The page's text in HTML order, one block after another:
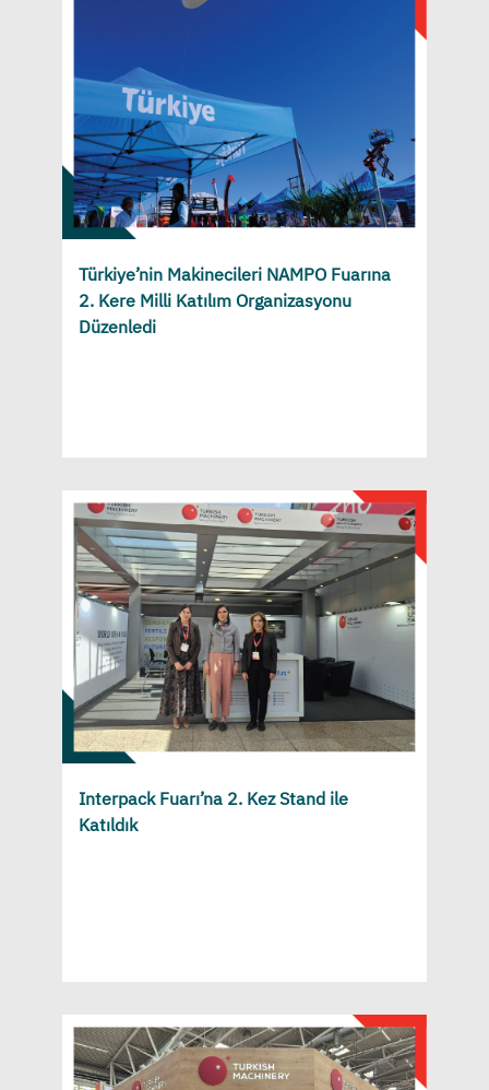
Türkiye’nin Makinecileri NAMPO Fuarına
2. Kere Milli Katılım Organizasyonu
Düzenledi
Interpack Fuarı’na 2. Kez Stand ile
Katıldık